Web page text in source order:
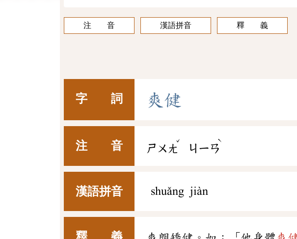
注 音 漢語拼音 釋 義
字 詞 爽 健
注 音 ㄕㄨㄤ
ˇ
ㄐㄧㄢ
ˋ
漢語拼音 shuǎng jiàn